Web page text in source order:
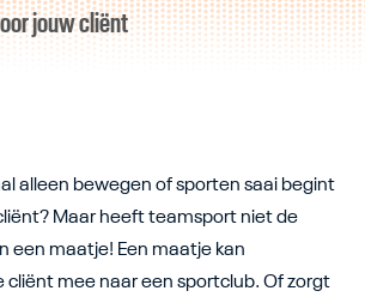
jouw cliënt
alleen bewegen of sporten saai begint
Maar heeft teamsport niet de
een maatje! Een maatje kan
cliënt mee naar een sportclub. Of zorgt